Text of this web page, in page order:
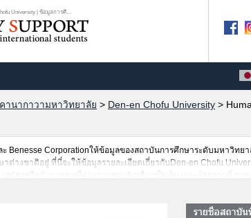
University | ข้อมูลการศึ...
านากาวามหาวิทยาลัย > Den-en Chofu University >
ะ Benesse Corporationให้ข้อมูลของสถาบันการศึกษาระดับมหาวิท
งชาติอยู่ ที่นี่จะให้ข้อมูลรายละเอียดเกี่ยวกับDen-en Chofu
ครหรือจำนวนคนที่ผ่านการสอบคัดเลือกเป็นต้น,แนะนำสถานที่,การเ